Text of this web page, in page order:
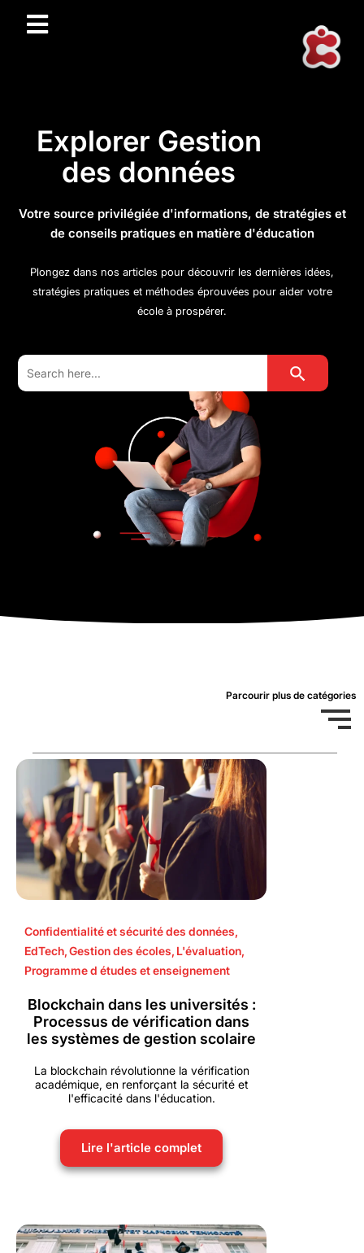
Explorer Gestion
des données
Votre source privilégiée d'informations, de stratégies et
de conseils pratiques en matière d'éducation
Plongez dans nos articles pour découvrir les dernières idées,
stratégies pratiques et méthodes éprouvées pour aider votre
école à prospérer.
Search
for:
Search Button
Parcourir plus de catégories
Confidentialité et sécurité des données,
EdTech,Gestion des écoles, L'évaluation,
Programme d études et enseignement
Blockchain dans les universités :
Processus de vérification dans
les systèmes de gestion scolaire
La blockchain révolutionne la vérification
académique, en renforçant la sécurité et
l'efficacité dans l'éducation.
Lire l'article complet